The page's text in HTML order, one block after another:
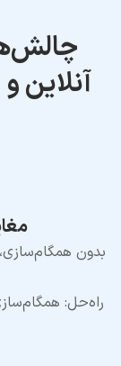
آنلاین
بدون
راه‌حل: